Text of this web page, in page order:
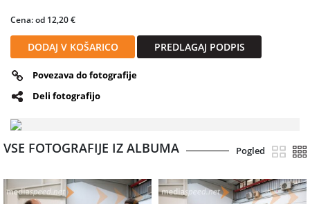
Cena: od 12,20 €
DODAJ V KOŠARICO PREDLAGAJ PODPIS
Povezava do fotografije
Deli fotografijo
VSE FOTOGRAFIJE IZ ALBUMA Pogled